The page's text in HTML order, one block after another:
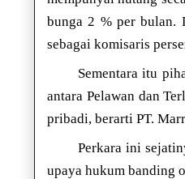
bunga 2 % per bulan.
sebagai komisaris
Sementara itu
antara Pelawan dan
pribadi, berarti PT.
Perkara ini
upaya hukum banding